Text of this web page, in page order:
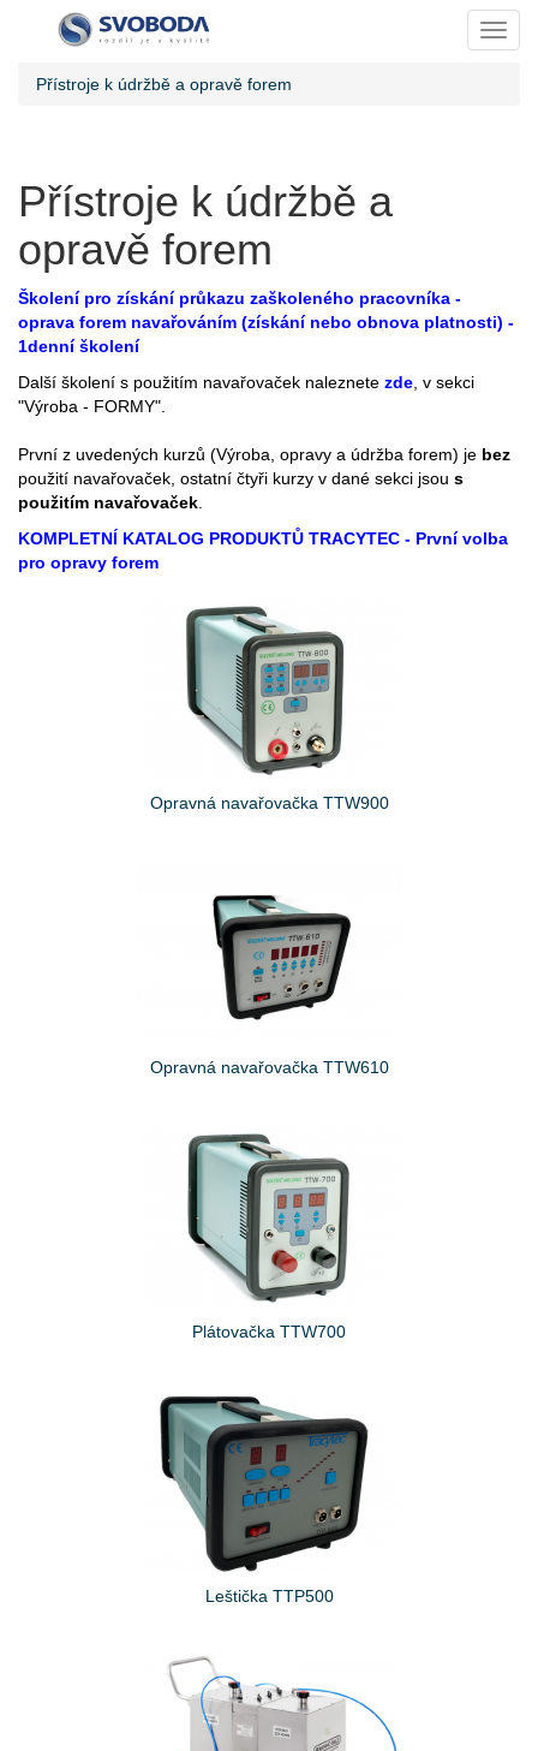
Přístroje k údržbě a opravě forem
Přístroje k údržbě a
opravě forem
Školení pro získání průkazu zaškoleného pracovníka -
oprava forem navařováním (získání nebo obnova platnosti) -
1denní školení
Další školení s použitím navařovaček naleznete zde , v sekci
"Výroba - FORMY".
První z uvedených kurzů (Výroba, opravy a údržba forem) je bez
použití navařovaček, ostatní čtyři kurzy v dané sekci jsou s
použitím navařovaček
KOMPLETNÍ KATALOG PRODUKTŮ TRACYTEC - První volba
pro opravy forem
Opravná navařovačka TTW900
Opravná navařovačka TTW610
Plátovačka TTW700
Leštička TTP500